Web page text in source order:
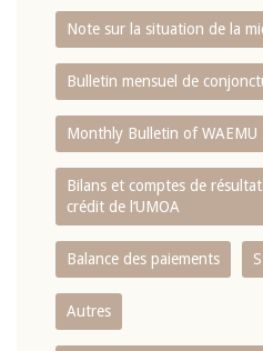
Note sur la situation de la
Bulletin mensuel de
Monthly Bulletin of WAEMU
Bilans et comptes de
crédit de l‘UMOA
Balance des paiements
Autres